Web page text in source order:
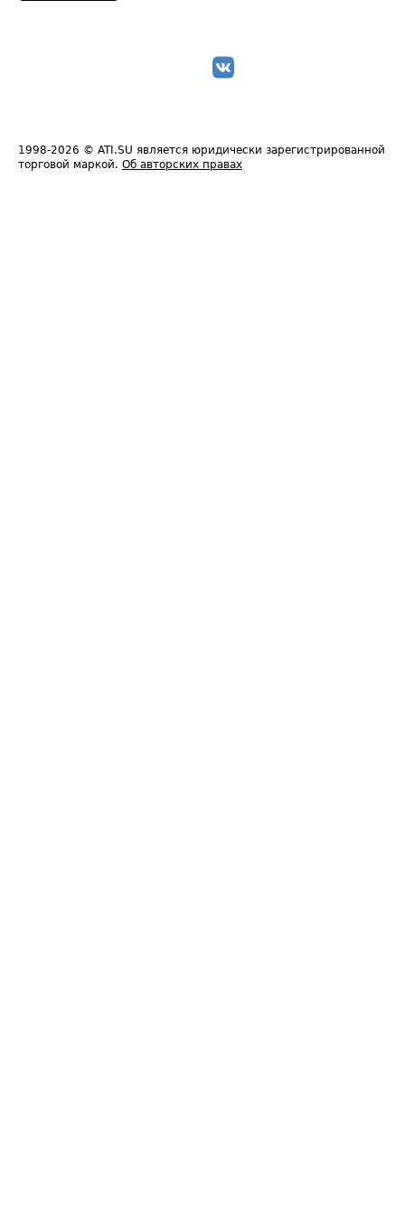
1998-2026 © ATI.SU является юридически зарегистрированной
торговой маркой. Об авторских правах